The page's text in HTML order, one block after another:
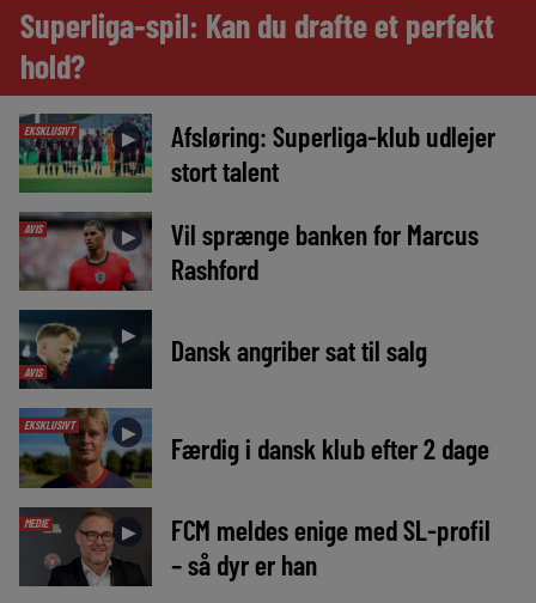
Superliga-spil: Kan du drafte et perfekt
hold?
EKSKLUSIVT ►
Afsløring: Superliga-klub udlejer
stort talent
AVIS ►
Vil sprænge banken for Marcus
Rashford
AVIS
► Dansk angriber sat til salg
EKSKLUSIVT ► Færdig i dansk klub efter 2 dage
MEDIE ►
FCM meldes enige med SL-profil
– så dyr er han